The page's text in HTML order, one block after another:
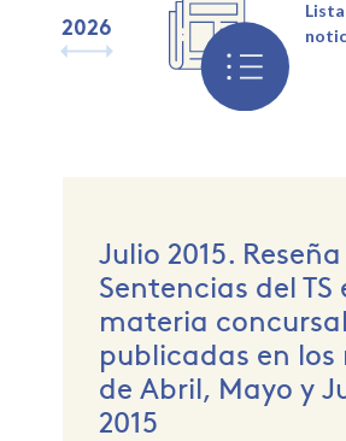
2026 2024 2023
Julio 2015.
Sentencias del TS
materia concursal
publicadas en los
de Abril, Mayo y
2015